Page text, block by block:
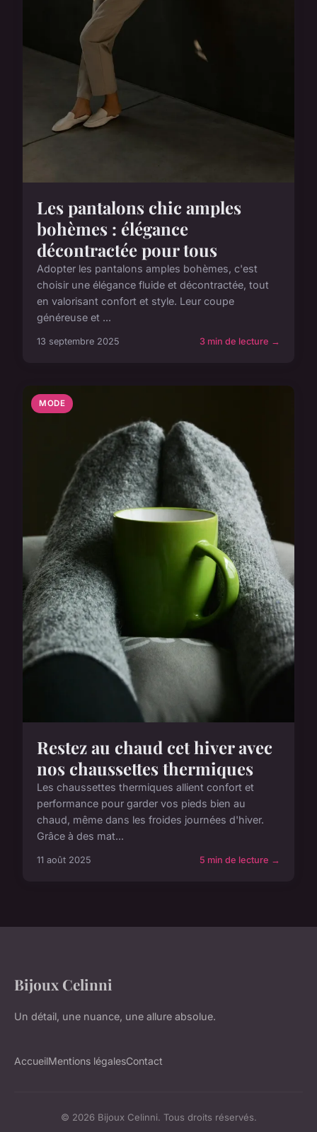
Les pantalons chic amples
bohèmes : élégance
décontractée pour tous
Adopter les pantalons amples bohèmes, c'est
choisir une élégance fluide et décontractée, tout
en valorisant confort et style. Leur coupe
généreuse et ...
13 septembre 2025 3 min de lecture →
MODE
Restez au chaud cet hiver avec
nos chaussettes thermiques
Les chaussettes thermiques allient confort et
performance pour garder vos pieds bien au
chaud, même dans les froides journées d'hiver.
Grâce à des mat...
11 août 2025 5 min de lecture →
Bijoux Celinni
Un détail, une nuance, une allure absolue.
AccueilMentions légalesContact
© 2026 Bijoux Celinni. Tous droits réservés.